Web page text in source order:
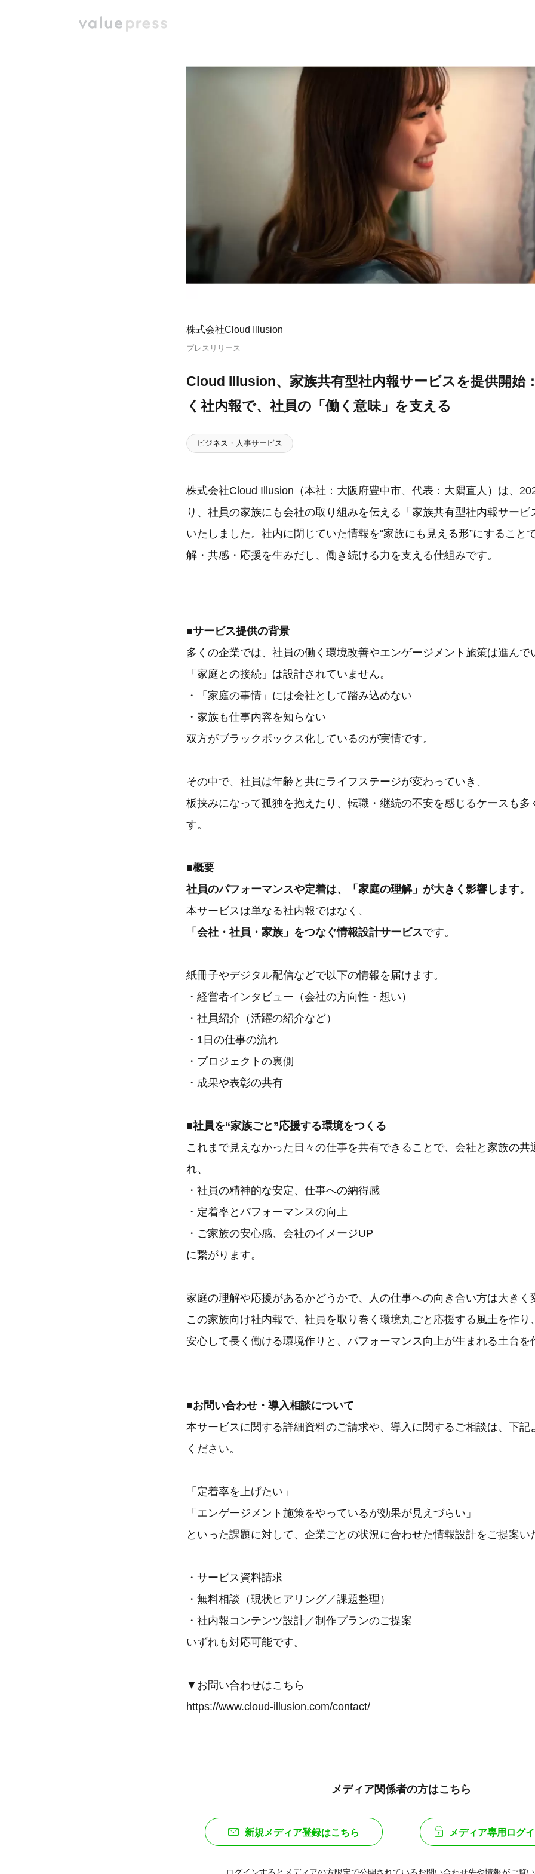
株式会社Cloud Illusion
プレスリリース
Cloud Illusion、家族共有型社内報サービスを提供開始
く社内報で、社員の「働く意味」を支える
ビジネス・人事サービス
株式会社Cloud Illusion（本社：大阪府豊中市、代表：大隅直人）は、
り、社員の家族にも会社の取り組みを伝える「家族共有型社内報サービ
いたしました。社内に閉じていた情報を“家族にも見える形”にすること
解・共感・応援を生みだし、働き続ける力を支える仕組みです。
■サービス提供の背景
多くの企業では、社員の働く環境改善やエンゲージメント施策は進んで
「家庭との接続」は設計されていません。
・「家庭の事情」には会社として踏み込めない
・家族も仕事内容を知らない
双方がブラックボックス化しているのが実情です。
その中で、社員は年齢と共にライフステージが変わっていき、
板挟みになって孤独を抱えたり、転職・継続の不安を感じるケースも多
す。
■概要
社員のパフォーマンスや定着は、「家庭の理解」が大きく影響します。
本サービスは単なる社内報ではなく、
「会社・社員・家族」をつなぐ情報設計サービスです。
紙冊子やデジタル配信などで以下の情報を届けます。
・経営者インタビュー（会社の方向性・想い）
・社員紹介（活躍の紹介など）
・1日の仕事の流れ
・プロジェクトの裏側
・成果や表彰の共有
■社員を“家族ごと”応援する環境をつくる
これまで見えなかった日々の仕事を共有できることで、会社と家族の共
れ、
・社員の精神的な安定、仕事への納得感
・定着率とパフォーマンスの向上
・ご家族の安心感、会社のイメージUP
に繋がります。
家庭の理解や応援があるかどうかで、人の仕事への向き合い方は大きく
この家族向け社内報で、社員を取り巻く環境丸ごと応援する風土を作り、
安心して長く働ける環境作りと、パフォーマンス向上が生まれる土台を
■お問い合わせ・導入相談について
本サービスに関する詳細資料のご請求や、導入に関するご相談は、下記
ください。
「定着率を上げたい」
「エンゲージメント施策をやっているが効果が見えづらい」
といった課題に対して、企業ごとの状況に合わせた情報設計をご提案い
・サービス資料請求
・無料相談（現状ヒアリング／課題整理）
・社内報コンテンツ設計／制作プランのご提案
いずれも対応可能です。
▼お問い合わせはこちら
https://www.cloud-illusion.com/contact/
メディア関係者の方はこちら
新規メディア登録はこちら メディア専用ログ